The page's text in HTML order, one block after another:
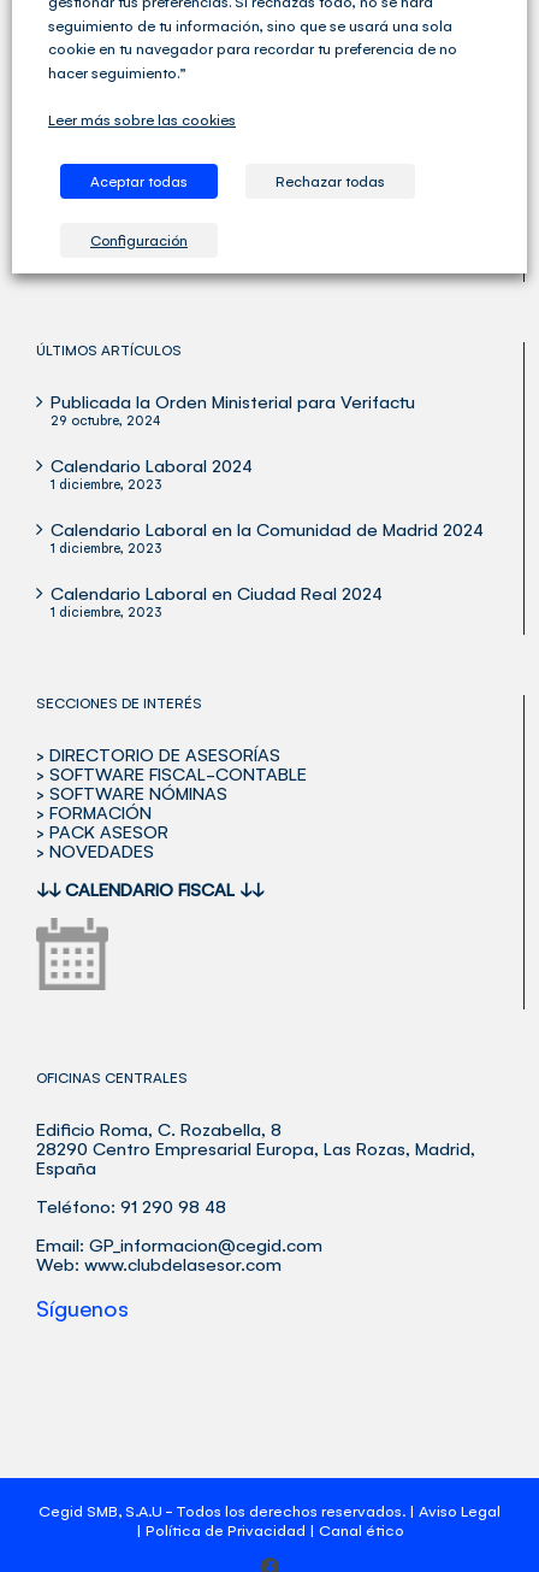
Cegid Club del Asesor no solo ofrece soluciones de
va un paso más allá y ofrece una amplia variedad de
servicios para las Asesorías y los Despachos
ÚLTIMOS ARTÍCULOS
Publicada la Orden Ministerial para Verifactu
29 octubre, 2024
Calendario Laboral 2024
1 diciembre, 2023
Calendario Laboral en la Comunidad de Madrid 2024
1 diciembre, 2023
Calendario Laboral en Ciudad Real 2024
1 diciembre, 2023
SECCIONES DE INTERÉS
> DIRECTORIO DE ASESORÍAS
> SOFTWARE FISCAL-CONTABLE
> SOFTWARE NÓMINAS
> FORMACIÓN
> PACK ASESOR
> NOVEDADES
↓↓ CALENDARIO FISCAL ↓↓
OFICINAS CENTRALES
Edificio Roma, C. Rozabella, 8
28290 Centro Empresarial Europa, Las Rozas, Madrid,
España
Teléfono: 91 290 98 48
Email: GP_informacion@cegid.com
Web: www.clubdelasesor.com
Síguenos
Cegid SMB, S.A.U - Todos los derechos reservados. | Aviso Legal
| Política de Privacidad | Canal ético
Facebook
seguimiento de tu información, sino que se usará una sola
cookie en tu navegador para recordar tu preferencia de no
hacer seguimiento.”
Leer más sobre las cookies
Aceptar todas Rechazar todas
Configuración